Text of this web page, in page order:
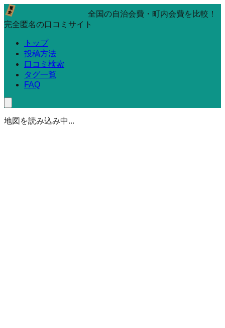
全国の自治会費・町内会費を比較！
完全匿名の口コミサイト
トップ
投稿方法
口コミ検索
タグ一覧
FAQ
地図を読み込み中...